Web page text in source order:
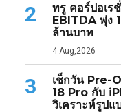
2
ทรู คอร์ปอเร
EBITDA พุ่ง
ล้านบาท
4 Aug,2026
3
เช็กวัน Pre-
18 Pro กับ
วิเคราะห์รูป